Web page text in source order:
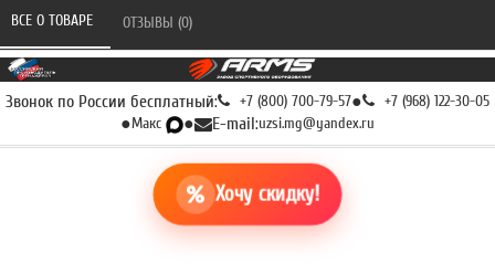
Звонок по России бесплатный: +7 (800) 700-79-57● +7 (968) 122-30-05
●Макс ● E-mail:uzsi.mg@yandex.ru
Хочу скидку!
ВСЕ О ТОВАРЕ ОТЗЫВЫ (0)